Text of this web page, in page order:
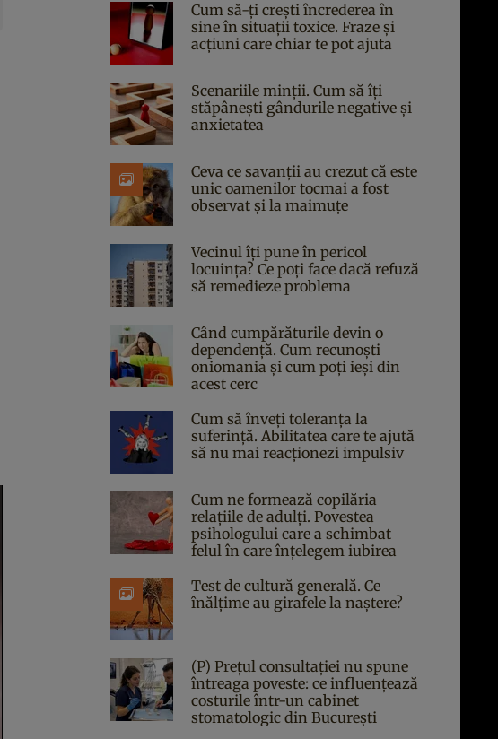
Cum să-ți crești încrederea în
sine în situații toxice. Fraze și
acțiuni care chiar te pot ajuta
Scenariile minții. Cum să îți
stăpânești gândurile negative și
anxietatea
Ceva ce savanții au crezut că este
unic oamenilor tocmai a fost
observat și la maimuțe
Vecinul îți pune în pericol
locuința? Ce poți face dacă refuză
să remedieze problema
Când cumpărăturile devin o
dependență. Cum recunoști
oniomania și cum poți ieși din
acest cerc
Cum să înveți toleranța la
suferință. Abilitatea care te ajută
să nu mai reacționezi impulsiv
Cum ne formează copilăria
relațiile de adulți. Povestea
psihologului care a schimbat
felul în care înțelegem iubirea
Test de cultură generală. Ce
înălțime au girafele la naștere?
(P) Prețul consultației nu spune
întreaga poveste: ce influențează
costurile într-un cabinet
stomatologic din București